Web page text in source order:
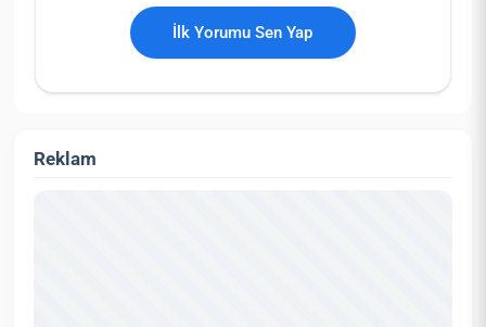
İlk Yorumu Sen Yap
Reklam